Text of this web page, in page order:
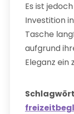
Es ist
Investition
Tasche
aufgrund
Eleganz ein